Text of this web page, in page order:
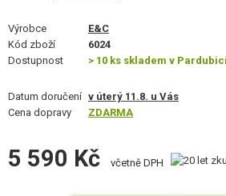
SEBEOBRANA, VÝCVIK, NOŽE
OUTDOOR A BUSHCRAFT
Výrobce
E&C
Kód zboží
6024
Dostupnost
> 10 ks skladem v
Datum doručení v úterý 11.8. u Vás
Cena dopravy
ZDARMA
5 590 Kč včetně DPH